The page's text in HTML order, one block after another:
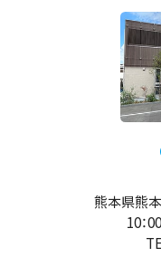
熊本県熊
10：00